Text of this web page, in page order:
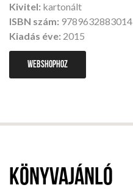
Kivitel: kartonált
ISBN szám: 9789632883014
Kiadás éve: 2015
WEBSHOPHOZ
Könyvajánló